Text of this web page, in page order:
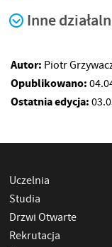
Inne
Autor: Piotr
Opublikowano:
Ostatnia edycja:
Uczelnia
Studia
Drzwi Otwarte
Rekrutacja